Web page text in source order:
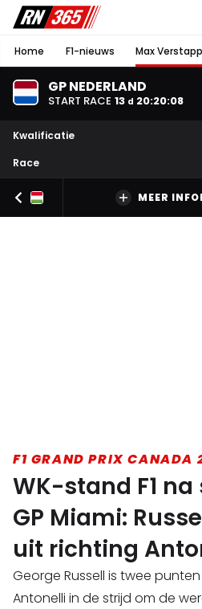
Home F1-nieuws Max
GP NEDERLAND
START RACE 13 d 20:20:07
Kwalificatie
Race
MEER
F1 GRAND PRIX CANADA
WK-stand F1
GP Miami:
uit richting
George Russell is twee
Antonelli in de strijd om de